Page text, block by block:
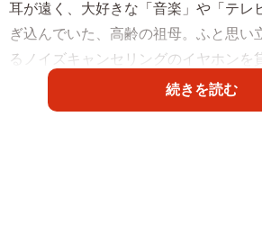
耳が遠く、大好きな「音楽」や「テレ
ぎ込んでいた、高齢の祖母。ふと思い
るノイズキャンセリングのイヤホンを
ると、｢聞こえるよ！歌が聴こえる！｣
なった祖母の嬉しそうな姿がネットで
続きを読む